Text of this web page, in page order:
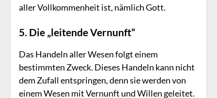
aller Vollkommenheit ist, nämlich Gott.
5. Die „leitende Vernunft“
Das Handeln aller Wesen folgt einem
bestimmten Zweck. Dieses Handeln kann nicht
dem Zufall entspringen, denn sie werden von
einem Wesen mit Vernunft und Willen geleitet.